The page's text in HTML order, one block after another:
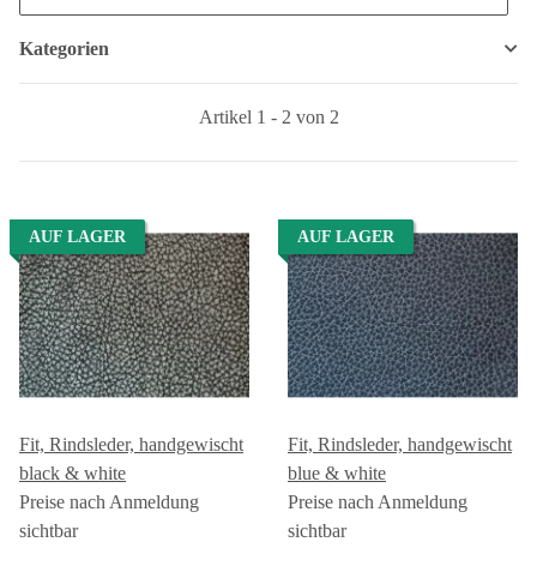
Kategorien
Artikel 1 - 2 von 2
AUF LAGER
Fit, Rindsleder, handgewischt
black & white
Preise nach Anmeldung
sichtbar
AUF LAGER
Fit, Rindsleder, handgewischt
blue & white
Preise nach Anmeldung
sichtbar